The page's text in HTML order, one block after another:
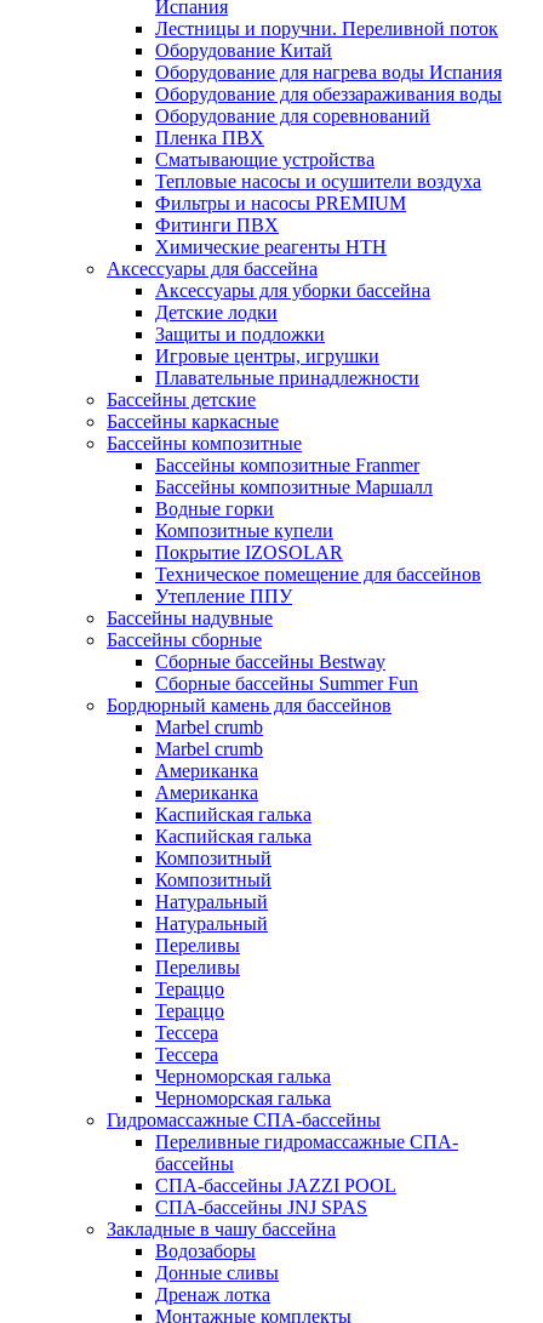
Испания
Лестницы и поручни. Переливной поток
Оборудование Китай
Оборудование для нагрева воды Испания
Оборудование для обеззараживания воды
Оборудование для соревнований
Пленка ПВХ
Сматывающие устройства
Тепловые насосы и осушители воздуха
Фильтры и насосы PREMIUM
Фитинги ПВХ
Химические реагенты HTH
Аксессуары для бассейна
Аксессуары для уборки бассейна
Детские лодки
Защиты и подложки
Игровые центры, игрушки
Плавательные принадлежности
Бассейны детские
Бассейны каркасные
Бассейны композитные
Бассейны композитные Franmer
Бассейны композитные Маршалл
Водные горки
Композитные купели
Покрытие IZOSOLAR
Техническое помещение для бассейнов
Утепление ППУ
Бассейны надувные
Бассейны сборные
Сборные бассейны Bestway
Сборные бассейны Summer Fun
Бордюрный камень для бассейнов
Marbel crumb
Marbel crumb
Американка
Американка
Каспийская галька
Каспийская галька
Композитный
Композитный
Натуральный
Натуральный
Переливы
Переливы
Тераццо
Тераццо
Тессера
Тессера
Черноморская галька
Черноморская галька
Гидромассажные СПА-бассейны
Переливные гидромассажные СПА-
бассейны
СПА-бассейны JAZZI POOL
СПА-бассейны JNJ SPAS
Закладные в чашу бассейна
Водозаборы
Донные сливы
Дренаж лотка
Монтажные комплекты